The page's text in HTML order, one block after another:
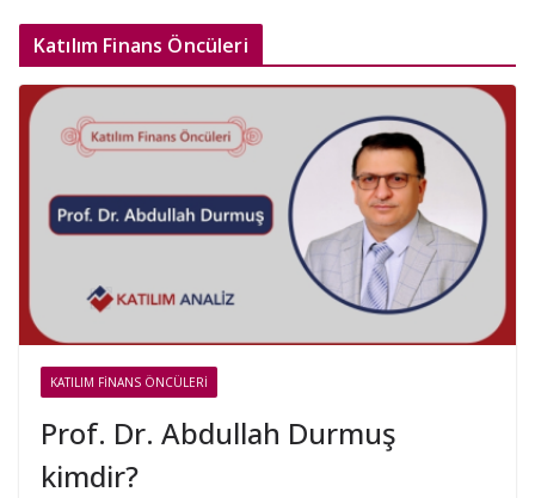
Katılım Finans Öncüleri
KATILIM FINANS ÖNCÜLERI
Prof. Dr. Abdullah Durmuş
kimdir?